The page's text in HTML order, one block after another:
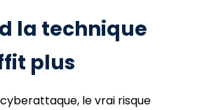
la technique
plus
cyberattaque, le vrai risque